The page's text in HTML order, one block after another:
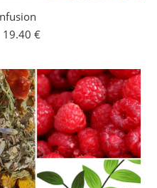
19.40 €Plage
5.50 €
à
19.40 €